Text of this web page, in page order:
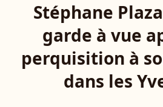
Stéphane
garde à vue
perquisition à
dans les